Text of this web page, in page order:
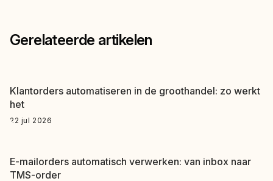
Gerelateerde artikelen
Klantorders automatiseren in de groothandel: zo werkt
het
22 jul 2026
E-mailorders automatisch verwerken: van inbox naar
TMS-order